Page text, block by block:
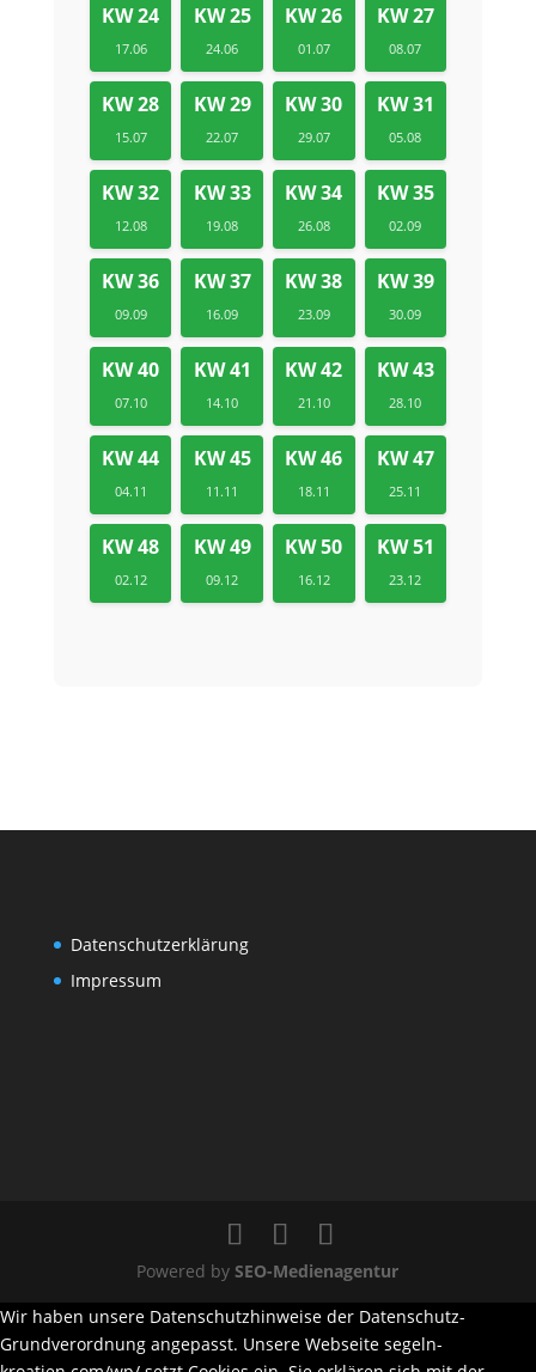
KW 24
17.06
KW 25
24.06
KW 26
01.07
KW 27
08.07
KW 28
15.07
KW 29
22.07
KW 30
29.07
KW 31
05.08
KW 32
12.08
KW 33
19.08
KW 34
26.08
KW 35
02.09
KW 36
09.09
KW 37
16.09
KW 38
23.09
KW 39
30.09
KW 40
07.10
KW 41
14.10
KW 42
21.10
KW 43
28.10
KW 44
04.11
KW 45
11.11
KW 46
18.11
KW 47
25.11
KW 48
02.12
KW 49
09.12
KW 50
16.12
KW 51
23.12
Datenschutzerklärung
Impressum
Powered bySEO-Medienagentur
Wir haben unsere Datenschutzhinweise der Datenschutz-
Grundverordnung angepasst. Unsere Webseite segeln-